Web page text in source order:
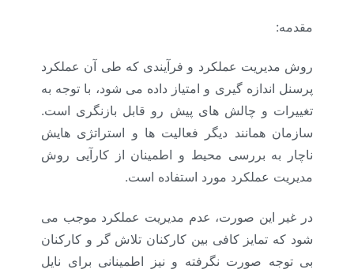
مقدمه:
روش مدیریت عملکرد و فرآیندی که طی آن عملکرد
پرسنل اندازه گیری و امتیاز داده می شود، با توجه به
تغییرات و چالش های پیش رو قابل بازنگری است.
سازمان همانند دیگر فعالیت ها و استراتژی هایش
ناچار به بررسی محیط و اطمینان از کارآیی روش
مدیریت عملکرد مورد استفاده است.
در غیر این صورت، عدم مدیریت عملکرد موجب می
شود که تمایز کافی بین کارکنان تلاش گر و کارکنان
بی توجه صورت نگرفته و نیز اطمینانی برای نایل